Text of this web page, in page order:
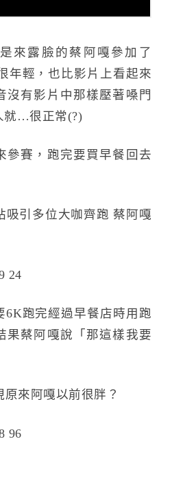
來露臉的蔡阿嘎參加了
年輕，也比影片上看起來
沒有影片中那樣壓著嗓門
就…很正常(?)
參賽，跑完要買早餐回去
吸引多位大咖齊跑 蔡阿嘎
6K跑完經過早餐店時用跑
果蔡阿嘎說「那這樣我要
來阿嘎以前很胖？